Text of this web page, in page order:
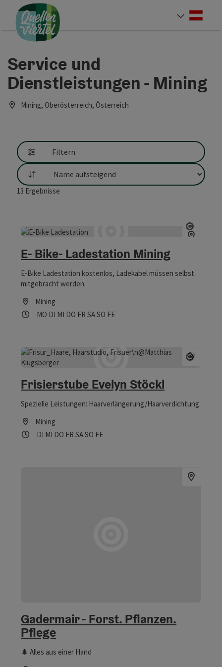
Zum Inhalt
Zur Navigation
Zum Seitenanfang
Service und
Dienstleistungen - Mining
Mining, Oberösterreich, Österreich
Filtern
Sortierung
13 Ergebnisse
E- Bike- Ladestation Mining
E-Bike Ladestation kostenlos, Ladekabel müssen selbst
mitgebracht werden.
Mining
Öffnungszeiten
MO Montag geöffnet
DI Dienstag geöffnet
MI Mittwoch geöffnet
DO Donnerstag geöffnet
FR Freitag geöffnet
SASamstag geöffnet
SO Sonntag geöffnet
FEFeiertag geöffnet
Frisierstube Evelyn Stöckl
Spezielle Leistungen: Haarverlängerung/Haarverdichtung
Mining
Öffnungszeiten
DI Dienstag geöffnet
MI Mittwoch geöffnet
DO Donnerstag geöffnet
FR Freitag geöffnet
SASamstag geöffnet
SO Sonntag geöffnet
FEFeiertag geöffnet
Gadermair - Forst. Pflanzen.
Pflege
🌲 Alles aus einer Hand